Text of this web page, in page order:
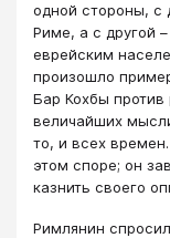
одной стороны, с
Риме, а с другой
еврейским
произошло
Бар Кохбы
величайших
то, и всех
этом споре; он
казнить своего
Римлянин